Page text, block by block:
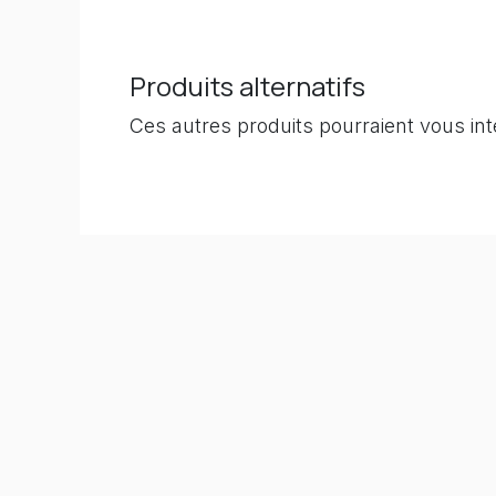
Produits alternatifs
Ces autres produits pourraient vous